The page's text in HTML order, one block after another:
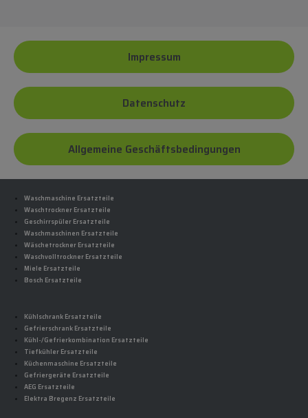
Impressum
Datenschutz
Allgemeine Geschäftsbedingungen
Waschmaschine Ersatzteile
Waschtrockner Ersatzteile
Geschirrspüler Ersatzteile
Waschmaschinen Ersatzteile
Wäschetrockner Ersatzteile
Waschvolltrockner Ersatzteile
Miele Ersatzteile
Bosch Ersatzteile
Kühlschrank Ersatzteile
Gefrierschrank Ersatzteile
Kühl-/Gefrierkombination Ersatzteile
Tiefkühler Ersatzteile
Küchenmaschine Ersatzteile
Gefriergeräte Ersatzteile
AEG Ersatzteile
Elektra Bregenz Ersatzteile